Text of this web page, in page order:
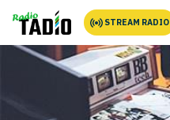
STREAM RADIO